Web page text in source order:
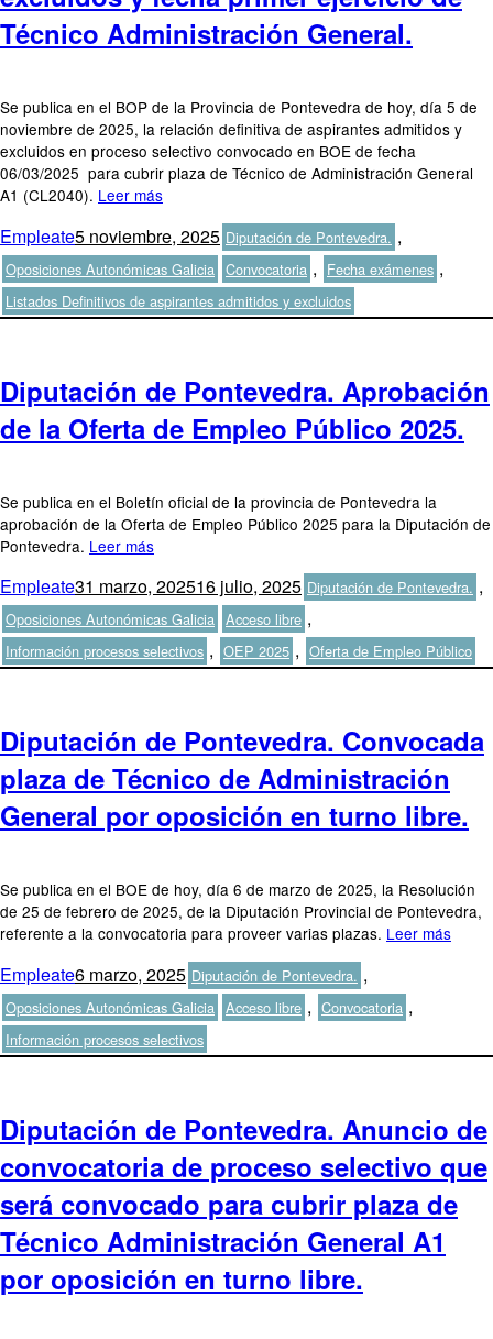
Técnico Administración General.
Se publica en el BOP de la Provincia de Pontevedra de hoy, día 5 de
noviembre de 2025, la relación definitiva de aspirantes admitidos y
excluidos en proceso selectivo convocado en BOE de fecha
06/03/2025 para cubrir plaza de Técnico de Administración General
A1 (CL2040). Leer más
Autor
EmpleatePublicado
el
5 noviembre, 2025Categorías
Diputación de Pontevedra. ,
Oposiciones Autonómicas Galicia Etiquetas
Convocatoria , Fecha exámenes ,
Listados Definitivos de aspirantes admitidos y excluidos
Diputación de Pontevedra. Aprobación
de la Oferta de Empleo Público 2025.
Se publica en el Boletín oficial de la provincia de Pontevedra la
aprobación de la Oferta de Empleo Público 2025 para la Diputación de
Pontevedra. Leer más
Autor
EmpleatePublicado
el
31 marzo, 202516 julio, 2025Categorías
Diputación de Pontevedra. ,
Oposiciones Autonómicas Galicia Etiquetas
Acceso libre ,
Información procesos selectivos , OEP 2025 , Oferta de Empleo Público
Diputación de Pontevedra. Convocada
plaza de Técnico de Administración
General por oposición en turno libre.
Se publica en el BOE de hoy, día 6 de marzo de 2025, la Resolución
de 25 de febrero de 2025, de la Diputación Provincial de Pontevedra,
referente a la convocatoria para proveer varias plazas. Leer más
Autor
EmpleatePublicado
el
6 marzo, 2025Categorías
Diputación de Pontevedra. ,
Oposiciones Autonómicas Galicia Etiquetas
Acceso libre , Convocatoria ,
Información procesos selectivos
Diputación de Pontevedra. Anuncio de
convocatoria de proceso selectivo que
será convocado para cubrir plaza de
Técnico Administración General A1
por oposición en turno libre.